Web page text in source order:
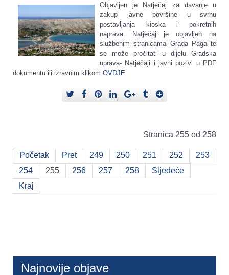
Objavljen je Natječaj za davanje u
zakup javne površine u svrhu
postavljanja kioska i pokretnih
naprava. Natječaj je objavljen na
službenim stranicama Grada Paga te
se može pročitati u dijelu Gradska
uprava- Natječaji i javni pozivi u PDF
dokumentu ili izravnim klikom OVDJE.
Stranica 255 od 258
Početak Pret 249 250 251 252
253
254
255 256 257 258
Sljedeće
Kraj
Najnovije objave